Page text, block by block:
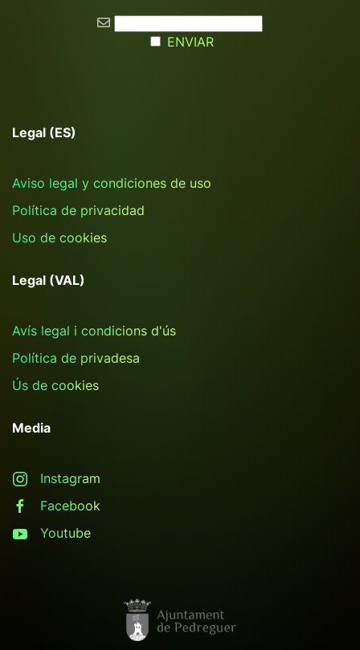
ENVIAR
Legal (ES)
Aviso legal y condiciones de uso
Política de privacidad
Uso de cookies
Legal (VAL)
Avís legal i condicions d'ús
Política de privadesa
Ús de cookies
Media
Instagram
Facebook
Youtube